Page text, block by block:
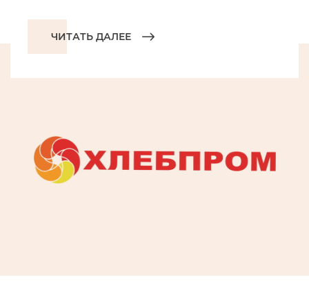
ЧИТАТЬ ДАЛЕЕ